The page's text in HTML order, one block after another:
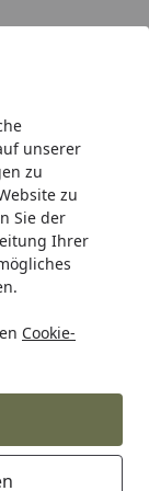
unserer
zu
zu
Sie der
Ihrer
Cookie-
Hotline
& Pool-
(85680)